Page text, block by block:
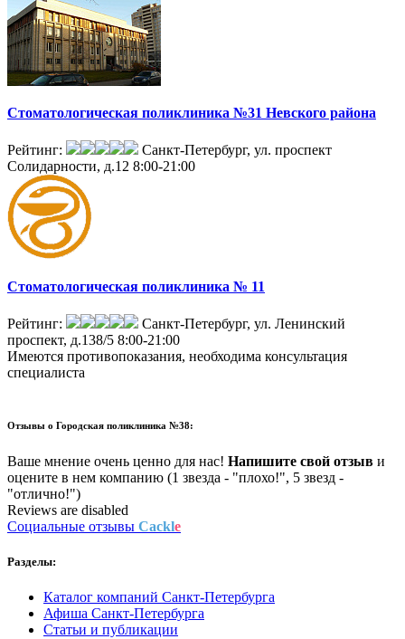
Стоматологическая поликлиника №31 Невского района
Рейтинг:
Санкт-Петербург, ул. проспект
Солидарности, д.12 8:00-21:00
Стоматологическая поликлиника № 11
Рейтинг:
Санкт-Петербург, ул. Ленинский
проспект, д.138/5 8:00-21:00
Имеются противопоказания, необходима консультация
специалиста
Отзывы о Городская поликлиника №38:
Ваше мнение очень ценно для нас! Напишите свой отзыв и
оцените в нем компанию (1 звезда - "плохо!", 5 звезд -
"отлично!")
Reviews are disabled
Социальные отзывы Cackle
Разделы:
Каталог компаний Санкт-Петербурга
Афиша Санкт-Петербурга
Статьи и публикации